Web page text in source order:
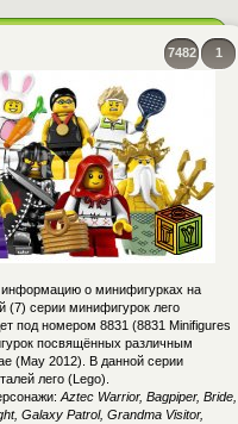
1
7482
о минифигурках на
(7) серии минифигурок лего
под номером 8831 (8831 Minifigures
посвящённых различным
(May 2012). В данной серии
лего (Lego).
Aztec Warrior, Bagpiper, Bride,
Galaxy Patrol, Grandma Visitor,